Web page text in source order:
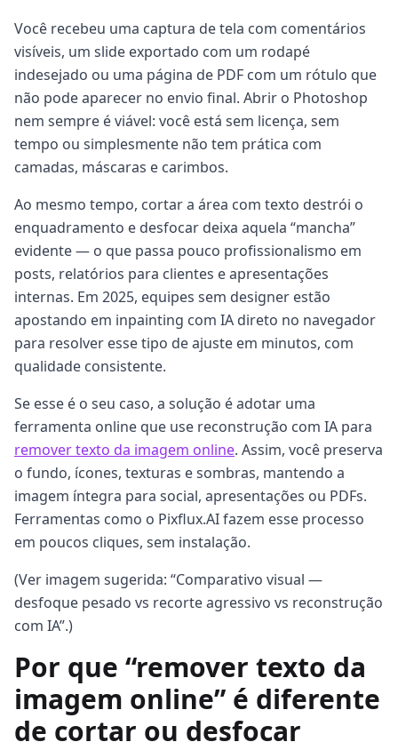
Você recebeu uma captura de tela com comentários
visíveis, um slide exportado com um rodapé
indesejado ou uma página de PDF com um rótulo que
não pode aparecer no envio final. Abrir o Photoshop
nem sempre é viável: você está sem licença, sem
tempo ou simplesmente não tem prática com
camadas, máscaras e carimbos.
Ao mesmo tempo, cortar a área com texto destrói o
enquadramento e desfocar deixa aquela “mancha”
evidente — o que passa pouco profissionalismo em
posts, relatórios para clientes e apresentações
internas. Em 2025, equipes sem designer estão
apostando em inpainting com IA direto no navegador
para resolver esse tipo de ajuste em minutos, com
qualidade consistente.
Se esse é o seu caso, a solução é adotar uma
ferramenta online que use reconstrução com IA para
remover texto da imagem online. Assim, você preserva
o fundo, ícones, texturas e sombras, mantendo a
imagem íntegra para social, apresentações ou PDFs.
Ferramentas como o Pixflux.AI fazem esse processo
em poucos cliques, sem instalação.
(Ver imagem sugerida: “Comparativo visual —
desfoque pesado vs recorte agressivo vs reconstrução
com IA”.)
Por que “remover texto da
imagem online” é diferente
de cortar ou desfocar